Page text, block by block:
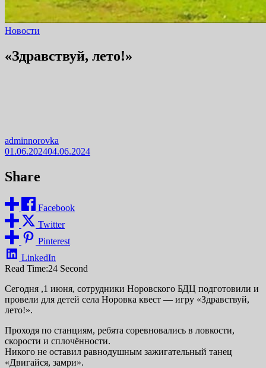
Новости
«Здравствуй, лето!»
adminnorovka
01.06.202404.06.2024
Share
Facebook
Twitter
Pinterest
LinkedIn
Read Time:24 Second
Сегодня ,1 июня, сотрудники Норовского БДЦ подготовили и
провели для детей села Норовка квест — игру «Здравствуй,
лето!».
Проходя по станциям, ребята соревновались в ловкости,
скорости и сплочённости.
Никого не оставил равнодушным зажигательный танец
«Двигайся, замри».